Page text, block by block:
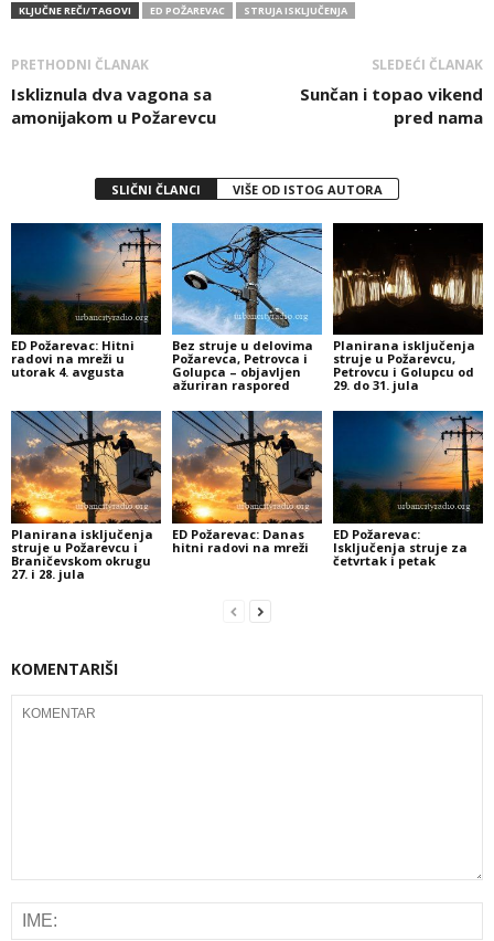
KLJUČNE REČI/TAGOVI
ED POŽAREVAC STRUJA ISKLJUČENJA
PRETHODNI ČLANAK
Iskliznula dva vagona sa
amonijakom u Požarevcu
SLEDEĆI ČLANAK
Sunčan i topao vikend
pred nama
SLIČNI ČLANCI VIŠE OD ISTOG AUTORA
ED Požarevac: Hitni
radovi na mreži u
utorak 4. avgusta
Bez struje u delovima
Požarevca, Petrovca i
Golupca – objavljen
ažuriran raspored
Planirana isključenja
struje u Požarevcu,
Petrovcu i Golupcu od
29. do 31. jula
Planirana isključenja
struje u Požarevcu i
Braničevskom okrugu
27. i 28. jula
ED Požarevac: Danas
hitni radovi na mreži
ED Požarevac:
Isključenja struje za
četvrtak i petak
KOMENTARIŠI